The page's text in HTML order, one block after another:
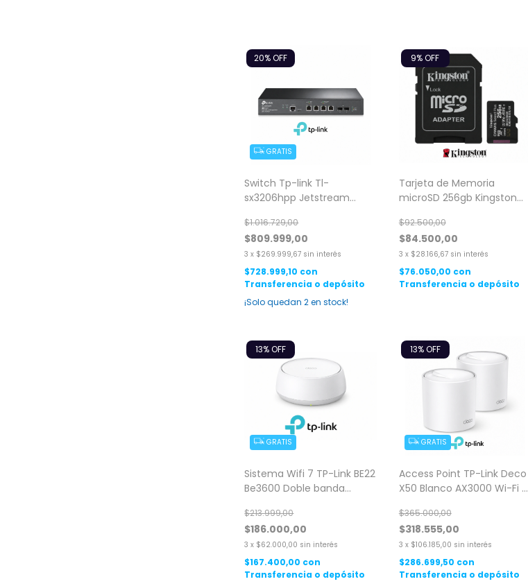
GRATIS
Switch Tp-link Tl-
sx3206hpp Jetstream
$809.999,00
$1.016.729,00
20% OFF
3 x $269.999,67 sin interés
$728.999,10 con
Transferencia o depósito
¡Solo quedan2en stock!
Tarjeta de Memoria
microSD 256gb Kingston
$84.500,00
$92.500,00
9% OFF
3 x $28.166,67 sin interés
$76.050,00 con
Transferencia o depósito
GRATIS
Sistema Wifi 7 TP-Link BE22
Be3600 Doble banda
$186.000,00
$213.999,00
13% OFF
3 x $62.000,00 sin interés
$167.400,00 con
Transferencia o depósito
GRATIS
Access Point TP-Link Deco
X50 Blanco AX3000 Wi-Fi 6
$318.555,00
$365.000,00
13% OFF
3 x $106.185,00 sin interés
$286.699,50 con
Transferencia o depósito